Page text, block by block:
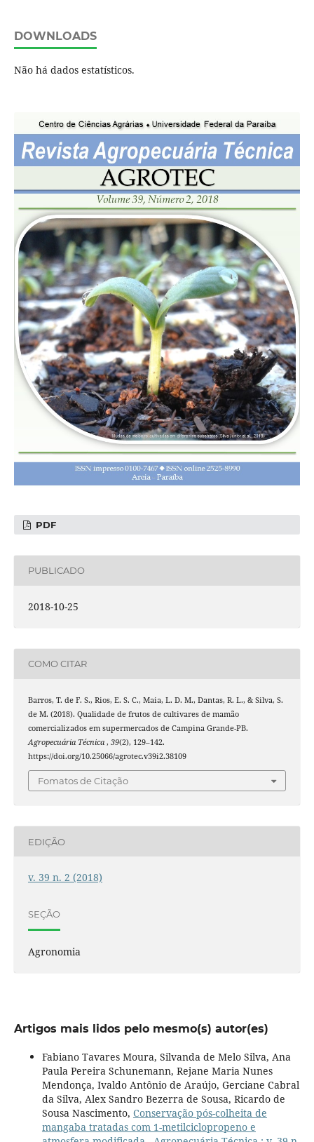
DOWNLOADS
Não há dados estatísticos.
PDF
PUBLICADO
2018-10-25
COMO CITAR
Barros, T. de F. S., Rios, E. S. C., Maia, L. D. M., Dantas, R. L., & Silva, S.
de M. (2018). Qualidade de frutos de cultivares de mamão
comercializados em supermercados de Campina Grande-PB.
Agropecuária Técnica , 39(2), 129–142.
https://doi.org/10.25066/agrotec.v39i2.38109
Fomatos de Citação
EDIÇÃO
v. 39 n. 2 (2018)
SEÇÃO
Agronomia
Artigos mais lidos pelo mesmo(s) autor(es)
Fabiano Tavares Moura, Silvanda de Melo Silva, Ana
Paula Pereira Schunemann, Rejane Maria Nunes
Mendonça, Ivaldo Antônio de Araújo, Gerciane Cabral
da Silva, Alex Sandro Bezerra de Sousa, Ricardo de
Sousa Nascimento, Conservação pós-colheita de
mangaba tratadas com 1-metilciclopropeno e